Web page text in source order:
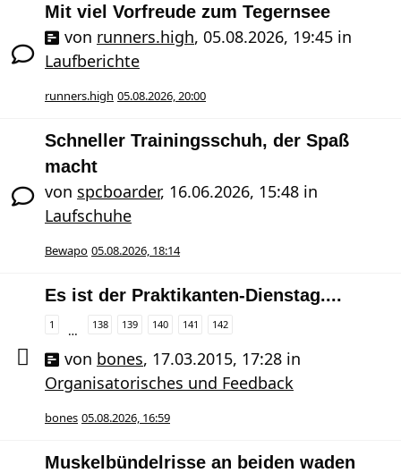
Mit viel Vorfreude zum Tegernsee
von runners.high, 05.08.2026, 19:45 in
Laufberichte
runners.high 05.08.2026, 20:00
Schneller Trainingsschuh, der Spaß
macht
von spcboarder, 16.06.2026, 15:48 in
Laufschuhe
Bewapo 05.08.2026, 18:14
Es ist der Praktikanten-Dienstag....
1 … 138 139 140 141 142
von bones, 17.03.2015, 17:28 in
Organisatorisches und Feedback
bones 05.08.2026, 16:59
Muskelbündelrisse an beiden waden